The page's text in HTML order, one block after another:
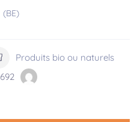
(BE)
Produits bio ou naturels
692